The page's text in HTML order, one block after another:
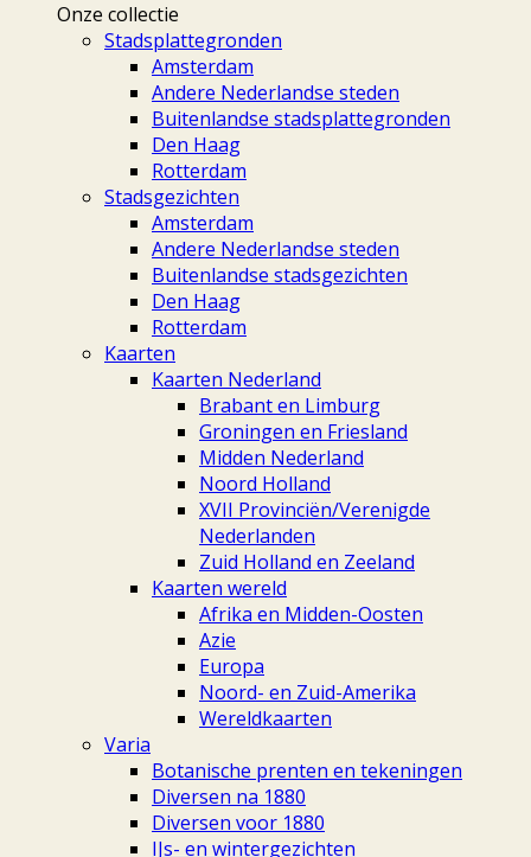
Onze collectie
Stadsplattegronden
Amsterdam
Andere Nederlandse steden
Buitenlandse stadsplattegronden
Den Haag
Rotterdam
Stadsgezichten
Amsterdam
Andere Nederlandse steden
Buitenlandse stadsgezichten
Den Haag
Rotterdam
Kaarten
Kaarten Nederland
Brabant en Limburg
Groningen en Friesland
Midden Nederland
Noord Holland
XVII Provinciën/Verenigde
Nederlanden
Zuid Holland en Zeeland
Kaarten wereld
Afrika en Midden-Oosten
Azie
Europa
Noord- en Zuid-Amerika
Wereldkaarten
Varia
Botanische prenten en tekeningen
Diversen na 1880
Diversen voor 1880
IJs- en wintergezichten